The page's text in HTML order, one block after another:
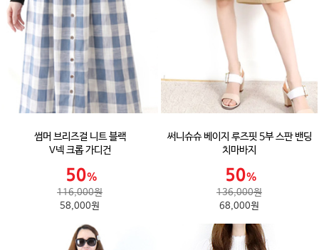
썸머 브리즈걸 니트 블랙
V넥 크롭 가디건
116,000원
58,000원
써니슈슈 베이지 루즈핏 5부 스판 밴딩
치마바지
136,000원
68,000원